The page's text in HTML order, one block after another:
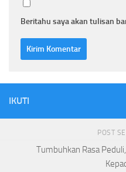
Beritahu saya akan tulisan
IKUTI
POST
Tumbuhkan Rasa